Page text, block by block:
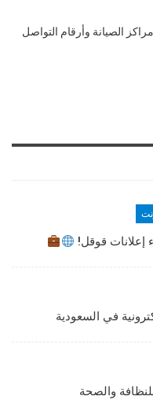
الصيانة وأرقام التواصل
إعلانات قوقل!
في السعودية
والصحة